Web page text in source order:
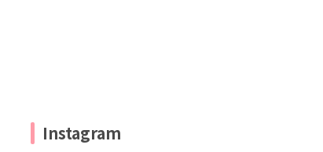
Instagram